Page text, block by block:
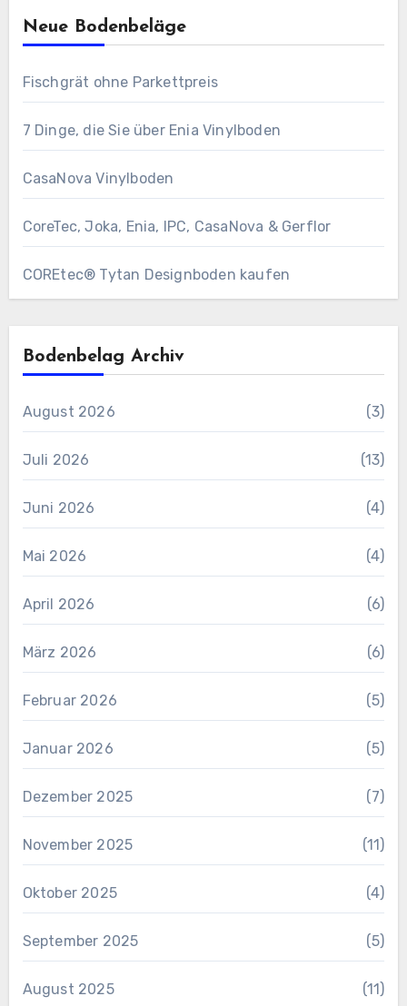
Neue Bodenbeläge
Fischgrät ohne Parkettpreis
7 Dinge, die Sie über Enia Vinylboden
CasaNova Vinylboden
CoreTec, Joka, Enia, IPC, CasaNova & Gerflor
COREtec® Tytan Designboden kaufen
Bodenbelag Archiv
August 2026 (3)
Juli 2026 (13)
Juni 2026 (4)
Mai 2026 (4)
April 2026 (6)
März 2026 (6)
Februar 2026 (5)
Januar 2026 (5)
Dezember 2025 (7)
November 2025 (11)
Oktober 2025 (4)
September 2025 (5)
August 2025 (11)